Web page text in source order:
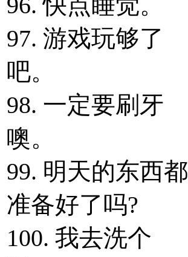
97. 游戏玩够了
吧。
98. 一定要刷牙
噢。
99. 明天的东西都
准备好了吗?
100. 我去洗个